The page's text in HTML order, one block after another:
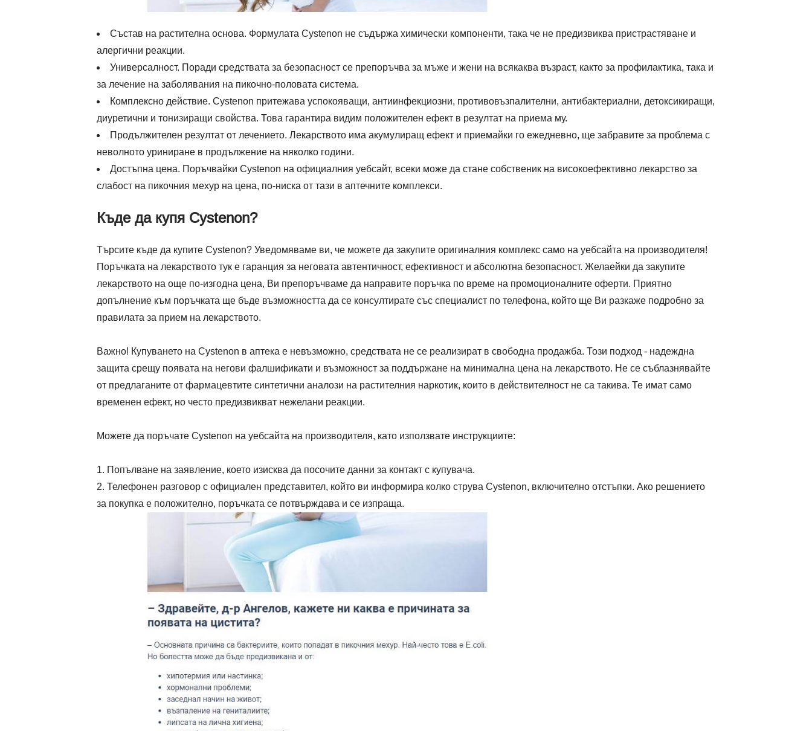
Състав на растителна основа. Формулата Cystenon не съдържа химически компоненти, така че не предизвиква пристрастяване и
алергични реакции.
Универсалност. Поради средствата за безопасност се препоръчва за мъже и жени на всякаква възраст, както за профилактика, така и
за лечение на заболявания на пикочно-половата система.
Комплексно действие. Cystenon притежава успокояващи, антиинфекциозни, противовъзпалителни, антибактериални, детоксикиращи,
диуретични и тонизиращи свойства. Това гарантира видим положителен ефект в резултат на приема му.
Продължителен резултат от лечението. Лекарството има акумулиращ ефект и приемайки го ежедневно, ще забравите за проблема с
неволното уриниране в продължение на няколко години.
Достъпна цена. Поръчвайки Cystenon на официалния уебсайт, всеки може да стане собственик на високоефективно лекарство за
слабост на пикочния мехур на цена, по-ниска от тази в аптечните комплекси.
Къде да купя Cystenon?
Търсите къде да купите Cystenon? Уведомяваме ви, че можете да закупите оригиналния комплекс само на уебсайта на производителя!
Поръчката на лекарството тук е гаранция за неговата автентичност, ефективност и абсолютна безопасност. Желаейки да закупите
лекарството на още по-изгодна цена, Ви препоръчваме да направите поръчка по време на промоционалните оферти. Приятно
допълнение към поръчката ще бъде възможността да се консултирате със специалист по телефона, който ще Ви разкаже подробно за
правилата за прием на лекарството.
Важно! Купуването на Cystenon в аптека е невъзможно, средствата не се реализират в свободна продажба. Този подход - надеждна
защита срещу появата на негови фалшификати и възможност за поддържане на минимална цена на лекарството. Не се съблазнявайте
от предлаганите от фармацевтите синтетични аналози на растителния наркотик, които в действителност не са такива. Те имат само
временен ефект, но често предизвикват нежелани реакции.
Можете да поръчате Cystenon на уебсайта на производителя, като използвате инструкциите:
Попълване на заявление, което изисква да посочите данни за контакт с купувача.
Телефонен разговор с официален представител, който ви информира колко струва Cystenon, включително отстъпки. Ако решението
за покупка е положително, поръчката се потвърждава и се изпраща.